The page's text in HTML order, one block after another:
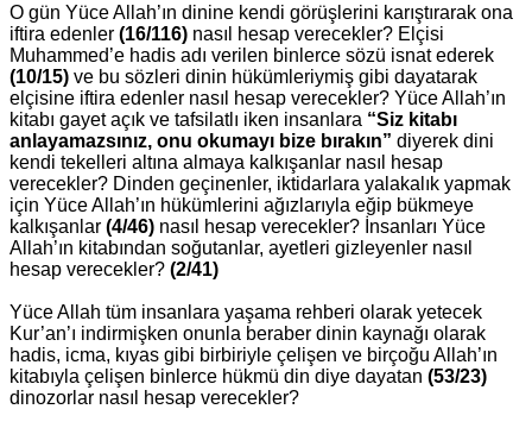
O gün Yüce Allah’ın dinine kendi görüşlerini karıştırarak ona
iftira edenler (16/116) nasıl hesap verecekler? Elçisi
Muhammed’e hadis adı verilen binlerce sözü isnat ederek
(10/15) ve bu sözleri dinin hükümleriymiş gibi dayatarak
elçisine iftira edenler nasıl hesap verecekler? Yüce Allah’ın
kitabı gayet açık ve tafsilatlı iken insanlara “Siz kitabı
anlayamazsınız, onu okumayı bize bırakın” diyerek dini
kendi tekelleri altına almaya kalkışanlar nasıl hesap
verecekler? Dinden geçinenler, iktidarlara yalakalık yapmak
için Yüce Allah’ın hükümlerini ağızlarıyla eğip bükmeye
kalkışanlar (4/46) nasıl hesap verecekler? İnsanları Yüce
Allah’ın kitabından soğutanlar, ayetleri gizleyenler nasıl
hesap verecekler? (2/41)
Yüce Allah tüm insanlara yaşama rehberi olarak yetecek
Kur’an’ı indirmişken onunla beraber dinin kaynağı olarak
hadis, icma, kıyas gibi birbiriyle çelişen ve birçoğu Allah’ın
kitabıyla çelişen binlerce hükmü din diye dayatan (53/23)
dinozorlar nasıl hesap verecekler?